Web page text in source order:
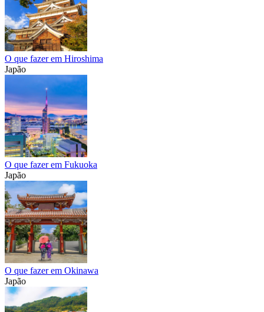
O que fazer em Hiroshima
Japão
O que fazer em Fukuoka
Japão
O que fazer em Okinawa
Japão